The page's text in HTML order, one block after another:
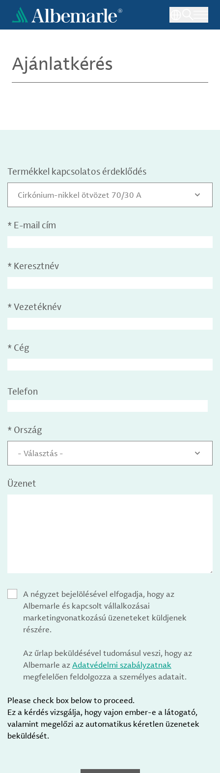
Ugrás
tartalomra
Ajánlatkérés
Termékkel kapcsolatos érdeklődés
Cirkónium-nikkel ötvözet 70/30 A
* E-mail cím
* Keresztnév
* Vezetéknév
* Cég
Telefon
* Ország
- Választás -
Üzenet
A négyzet bejelölésével elfogadja, hogy az
Albemarle és kapcsolt vállalkozásai
marketingvonatkozású üzeneteket küldjenek
részére.
Az űrlap beküldésével tudomásul veszi, hogy az
Albemarle azAdatvédelmi szabályzatnak
megfelelően feldolgozza a személyes adatait.
Please check box below to proceed.
Ez a kérdés vizsgálja, hogy vajon ember-e a látogató,
valamint megelőzi az automatikus kéretlen üzenetek
beküldését.